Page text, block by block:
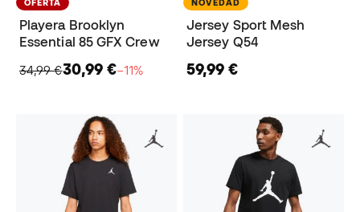
OFERTA
Playera Brooklyn
Essential 85 GFX Crew
34,99 €30,99 €−11%
NOVEDAD
Jersey Sport Mesh
Jersey Q54
59,99 €